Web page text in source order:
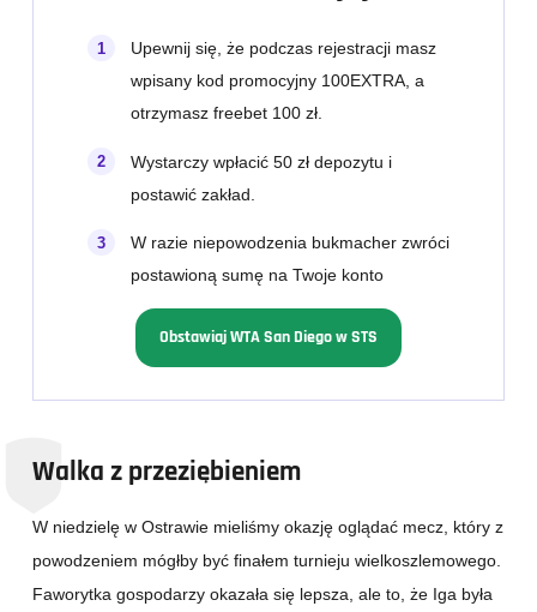
Upewnij się, że podczas rejestracji masz
wpisany kod promocyjny 100EXTRA, a
otrzymasz freebet 100 zł.
Wystarczy wpłacić 50 zł depozytu i
postawić zakład.
W razie niepowodzenia bukmacher zwróci
postawioną sumę na Twoje konto
Obstawiaj WTA San Diego w STS
Walka z przeziębieniem
W niedzielę w Ostrawie mieliśmy okazję oglądać mecz, który z
powodzeniem mógłby być finałem turnieju wielkoszlemowego.
Faworytka gospodarzy okazała się lepsza, ale to, że Iga była